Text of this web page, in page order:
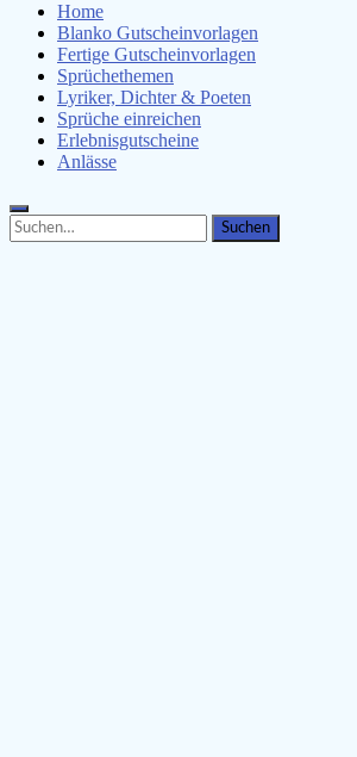
Home
Blanko Gutscheinvorlagen
Fertige Gutscheinvorlagen
Sprüchethemen
Lyriker, Dichter & Poeten
Sprüche einreichen
Erlebnisgutscheine
Anlässe
Search
for:
Search